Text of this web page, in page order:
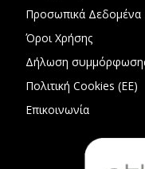
Προσωπικά Δεδομένα
Όροι Χρήσης
Δήλωση
Πολιτική Cookies (ΕΕ)
Επικοινωνία